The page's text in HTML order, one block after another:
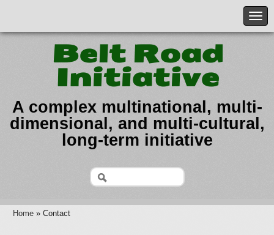
Belt Road
Initiative
A complex multinational, multi-
dimensional, and multi-cultural,
long-term initiative
Home » Contact